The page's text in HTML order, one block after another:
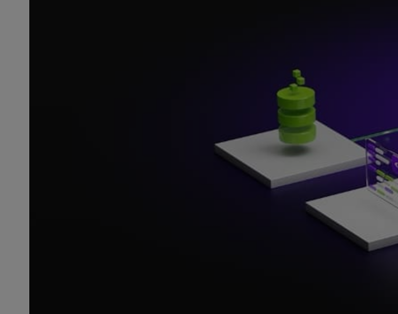
许多 AI 智能体不仅需要语言技能，还需
NVIDIA Cosmos Nemotron
服务，开发者可以构建智能体，分析来自
影和新闻，并对其做出响应。针对希望为
NVIDIA 今天还宣布推出
NVIDIA Cosmos
开放式 Llama Nemotron 模型优
NVIDIA Llama Nemotron 模型基于 Llama